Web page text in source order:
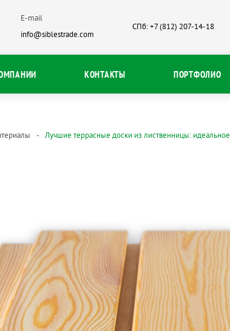
КОНТАКТЫ ПОРТФОЛИО
E-mail
info@siblestrade.com
СПб: +7 (812) 207-14-18
Лучшие террасные доски из лиственницы: